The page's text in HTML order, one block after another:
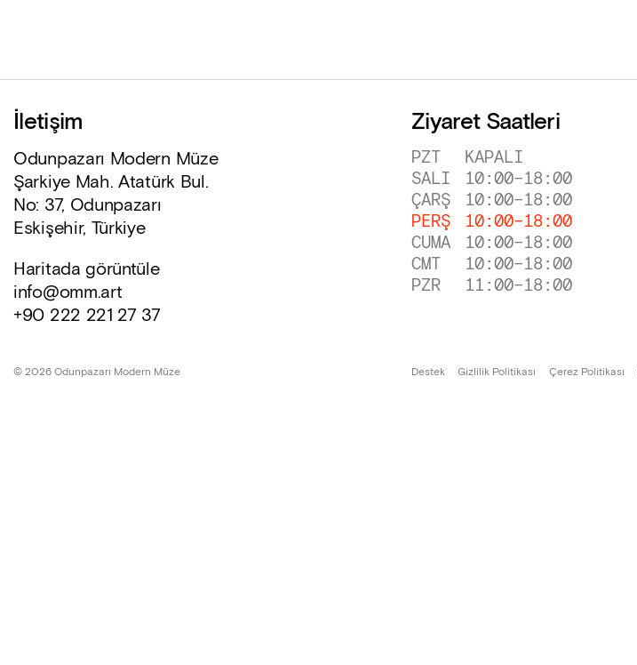
İletişim
Odunpazarı Modern Müze
Şarkiye Mah. Atatürk Bul.
No: 37, Odunpazarı
Eskişehir, Türkiye
Haritada görüntüle
info@omm.art
+90 222 221 27 37
Ziyaret Saatleri
PZT
KAPALI
SALI
10:00–18:00
ÇARŞ
10:00–18:00
PERŞ
10:00–18:00
CUMA
10:00–18:00
CMT
10:00–18:00
PZR
11:00–18:00
© 2026 Odunpazarı Modern Müze Destek Gizlilik Politikası Çerez Politikası